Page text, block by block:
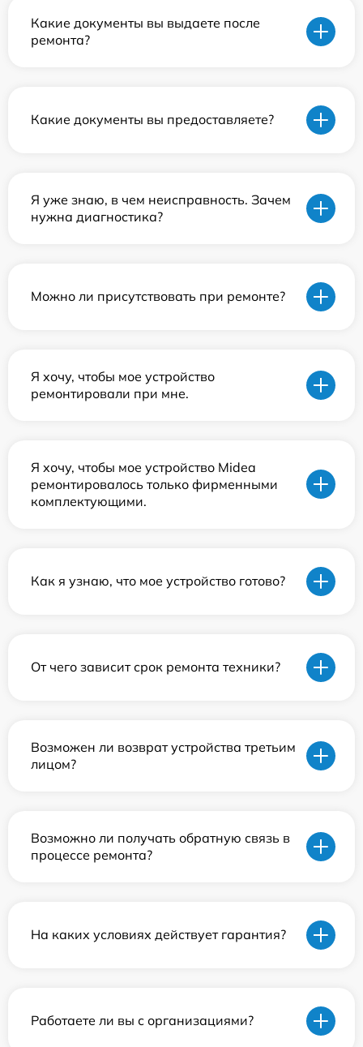
Какие документы вы выдаете после
ремонта?
Какие документы вы предоставляете?
Я уже знаю, в чем неисправность. Зачем
нужна диагностика?
Можно ли присутствовать при ремонте?
Я хочу, чтобы мое устройство
ремонтировали при мне.
Я хочу, чтобы мое устройство Midea
ремонтировалось только фирменными
комплектующими.
Как я узнаю, что мое устройство готово?
От чего зависит срок ремонта техники?
Возможен ли возврат устройства третьим
лицом?
Возможно ли получать обратную связь в
процессе ремонта?
На каких условиях действует гарантия?
Работаете ли вы с организациями?